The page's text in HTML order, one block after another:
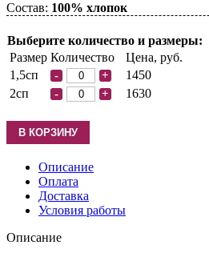
Состав: 100% хлопок
Выберите количество и размеры:
Размер Количество
Цена, руб.
1,5сп
- +
1450
2сп
- + 1630
Описание
Оплата
Доставка
Условия работы
Описание